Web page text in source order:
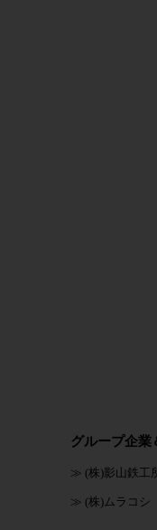
グループ企業
≫ (株)影山鉄工
≫ (株)ムラコシ